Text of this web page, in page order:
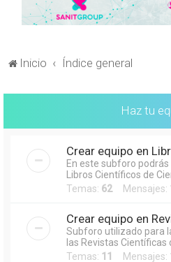
Inicio Índice general
Haz tu
Crear equipo en
En este subforo
Libros Científicos de
Temas: 62Mensajes:
Crear equipo en
Subforo utilizado para
las Revistas Científicas
Temas: 11 Mensajes: